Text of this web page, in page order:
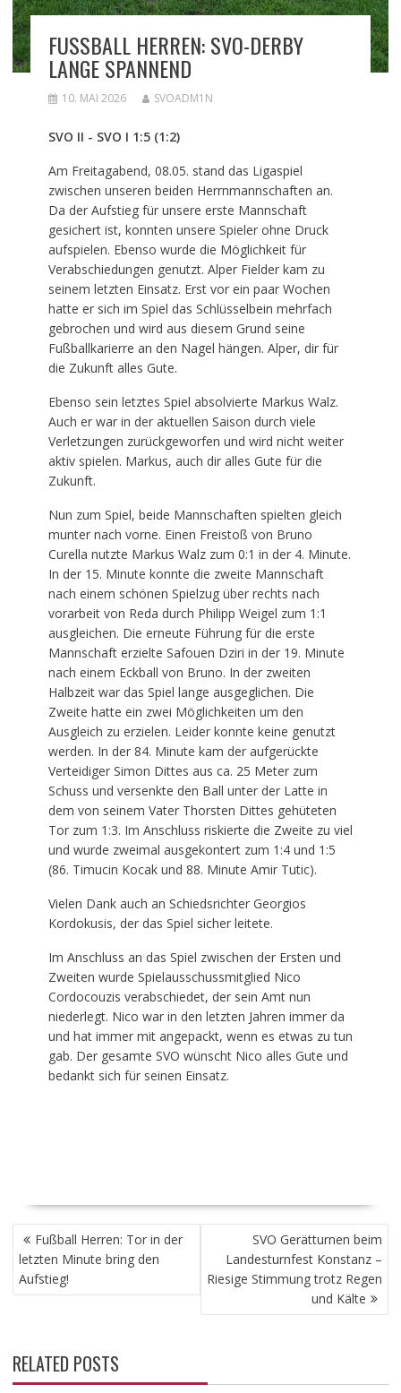
FUSSBALL HERREN: SVO-DERBY L
ANGE SPANNEND
10. MAI 2026 SVOADM1N
SVO II - SVO I 1:5 (1:2)
Am Freitagabend, 08.05. stand das Ligaspiel
zwischen unseren beiden Herrnmannschaften an.
Da der Aufstieg für unsere erste Mannschaft
gesichert ist, konnten unsere Spieler ohne Druck
aufspielen. Ebenso wurde die Möglichkeit für
Verabschiedungen genutzt. Alper Fielder kam zu
seinem letzten Einsatz. Erst vor ein paar Wochen
hatte er sich im Spiel das Schlüsselbein mehrfach
gebrochen und wird aus diesem Grund seine
Fußballkarierre an den Nagel hängen. Alper, dir für
die Zukunft alles Gute.
Ebenso sein letztes Spiel absolvierte Markus Walz.
Auch er war in der aktuellen Saison durch viele
Verletzungen zurückgeworfen und wird nicht weiter
aktiv spielen. Markus, auch dir alles Gute für die
Zukunft.
Nun zum Spiel, beide Mannschaften spielten gleich
munter nach vorne. Einen Freistoß von Bruno
Curella nutzte Markus Walz zum 0:1 in der 4. Minute.
In der 15. Minute konnte die zweite Mannschaft
nach einem schönen Spielzug über rechts nach
vorarbeit von Reda durch Philipp Weigel zum 1:1
ausgleichen. Die erneute Führung für die erste
Mannschaft erzielte Safouen Dziri in der 19. Minute
nach einem Eckball von Bruno. In der zweiten
Halbzeit war das Spiel lange ausgeglichen. Die
Zweite hatte ein zwei Möglichkeiten um den
Ausgleich zu erzielen. Leider konnte keine genutzt
werden. In der 84. Minute kam der aufgerückte
Verteidiger Simon Dittes aus ca. 25 Meter zum
Schuss und versenkte den Ball unter der Latte in
dem von seinem Vater Thorsten Dittes gehüteten
Tor zum 1:3. Im Anschluss riskierte die Zweite zu viel
und wurde zweimal ausgekontert zum 1:4 und 1:5
(86. Timucin Kocak und 88. Minute Amir Tutic).
Vielen Dank auch an Schiedsrichter Georgios
Kordokusis, der das Spiel sicher leitete.
Im Anschluss an das Spiel zwischen der Ersten und
Zweiten wurde Spielausschussmitglied Nico
Cordocouzis verabschiedet, der sein Amt nun
niederlegt. Nico war in den letzten Jahren immer da
und hat immer mit angepackt, wenn es etwas zu tun
gab. Der gesamte SVO wünscht Nico alles Gute und
bedankt sich für seinen Einsatz.
BEITRAGSNAVIGATION
Fußball Herren: Tor in der
letzten Minute bring den
Aufstieg!
SVO Gerätturnen beim
Landesturnfest Konstanz –
Riesige Stimmung trotz Regen
und Kälte
RELATED POSTS